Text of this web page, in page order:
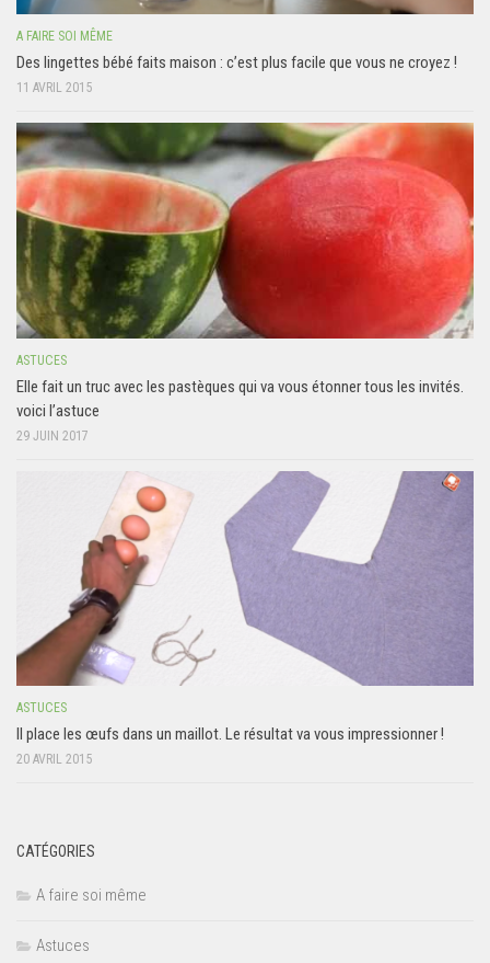
A FAIRE SOI MÊME
Des lingettes bébé faits maison : c’est plus facile que vous ne croyez !
11 AVRIL 2015
ASTUCES
Elle fait un truc avec les pastèques qui va vous étonner tous les invités.
voici l’astuce
29 JUIN 2017
ASTUCES
Il place les œufs dans un maillot. Le résultat va vous impressionner !
20 AVRIL 2015
CATÉGORIES
A faire soi même
Astuces